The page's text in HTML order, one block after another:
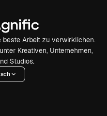
beste Arbeit zu verwirklichen.
Kreativen, Unternehmen,
Studios.